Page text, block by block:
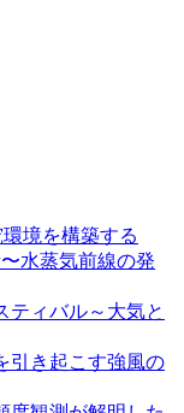
環境を構築する
水蒸気前線の発
ティバル～大気と
引き起こす強風の